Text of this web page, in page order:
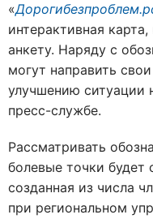
«
интерактивная
анкету. Наряду с
могут направить
улучшению ситуации
пресс-службе.
Рассматривать
болевые точки будет
созданная из числа
при региональном